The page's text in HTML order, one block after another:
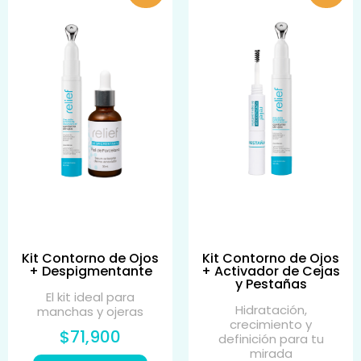
Kit Contorno de Ojos
+ Despigmentante
El kit ideal para
manchas y ojeras
$71,900
Kit Contorno de Ojos
+ Activador de Cejas
y Pestañas
Hidratación,
crecimiento y
definición para tu
mirada